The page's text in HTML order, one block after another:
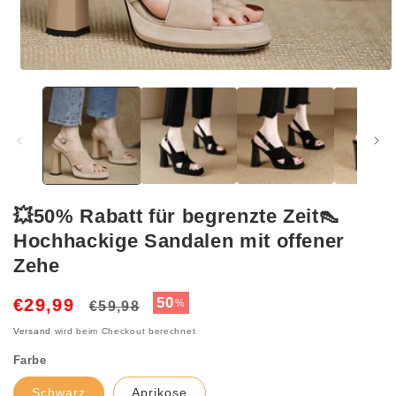
Modal
💥50% Rabatt für begrenzte Zeit👠
Hochhackige Sandalen mit offener
Zehe
€29,99
Normaler
€59,98 Verkaufspreis
50%
Versand wird beim Checkout berechnet
Farbe
Schwarz Aprikose